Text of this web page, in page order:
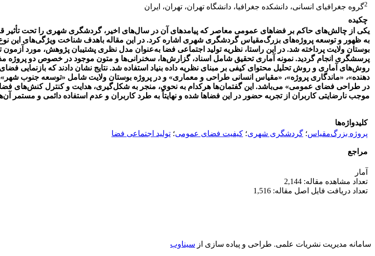
2گروه جغرافیای انسانی، دانشکده جغرافیا، دانشگاه تهران، تهران، ایران
چکیده
یکی از چالش‌های حاکم بر فضاهای عمومی معاصر که پیامدهای آن در سال‌های اخیر، گردشگری شهری را تحت
به ظهور و توسعه پروژه‌های بزرگ‌مقیاس گردشگری شهری اشاره کرد. در این مقاله باهدف شناخت ویژگی‌های این
بوستان ولایت پرداخته شد. در این راستا، نظریه تولید اجتماعی فضا به‌عنوان مدل نظری پشتیبان پژوهش، مورد
روش‌های آماری و روش تحلیل محتوای کیفی بر مبنای نظریه داده بنیاد استفاده شد. نتایج نشان دادند که
دهنده»، «ماندگاری پروژه»، «مقیاس انسانی طراحی و معماری» و در پروژه بوستان ولایت شامل «توسعه جنوب
در طراحی فضای عمومی» می‌باشد. این گفتمان‌ها هرکدام به نحوی، منجر به شکل‌گیری، هدایت و کنترل کنش‌های
موجب نارضایتی کاربران از تجربه حضور در این فضاها شده و نهایتاً به طرد کاربران و عدم استفاده دائمی و مستمر
کلیدواژه‌ها
پروژه بزرگ‌مقیاس؛ گردشگری شهری؛ کیفیت فضای عمومی؛ تولید اجتماعی فضا
مراجع
آمار
تعداد مشاهده مقاله: 2,144
تعداد دریافت فایل اصل مقاله: 1,516
سامانه مدیریت نشریات علمی. طراحی و پیاده سازی از سیناوب